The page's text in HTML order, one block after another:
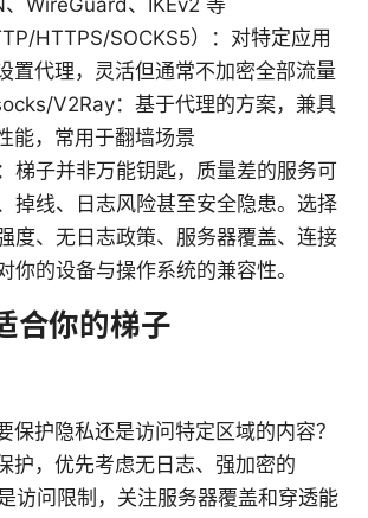
HTTPS/SOCKS5）：对特定应用
置代理，灵活但通常不加密全部流量
V2Ray：基于代理的方案，兼具
能，常用于翻墙场景
梯子并非万能钥匙，质量差的服务可
掉线、日志风险甚至安全隐患。选择
度、无日志政策、服务器覆盖、连接
你的设备与操作系统的兼容性。
合你的梯子
保护隐私还是访问特定区域的内容？
护，优先考虑无日志、强加密的
访问限制，关注服务器覆盖和穿透能